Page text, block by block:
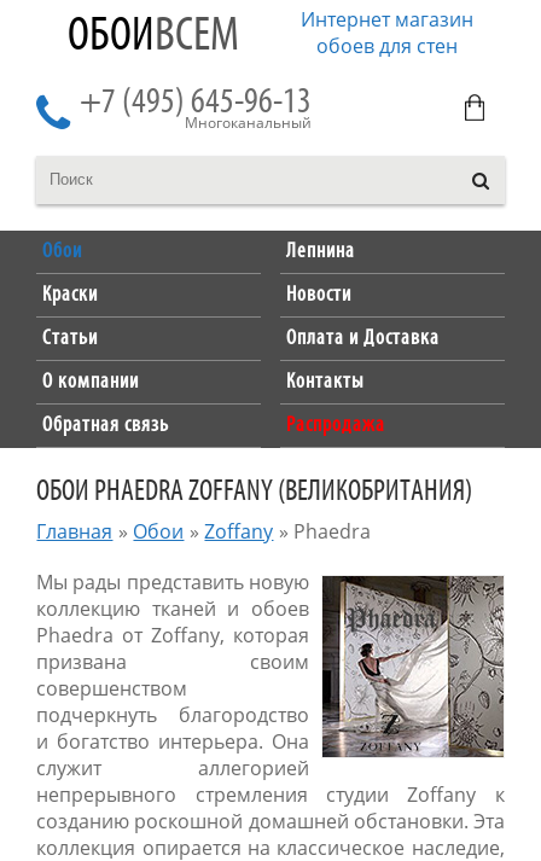
ОБОИВСЕМ
Интернет магазин
обоев для стен
+7 (495) 645-96-13
Многоканальный
Обои
Лепнина
Краски
Новости
Статьи
Оплата и Доставка
О компании
Контакты
Обратная связь
Распродажа
ОБОИ PHAEDRA ZOFFANY (ВЕЛИКОБРИТАНИЯ)
Главная » Обои »Zoffany » Phaedra
Мы рады представить новую
коллекцию тканей и обоев
Phaedra от Zoffany, которая
призвана своим
совершенством
подчеркнуть благородство
и богатство интерьера. Она
служит аллегорией
непрерывного стремления студии Zoffany к
созданию роскошной домашней обстановки. Эта
коллекция опирается на классическое наследие,